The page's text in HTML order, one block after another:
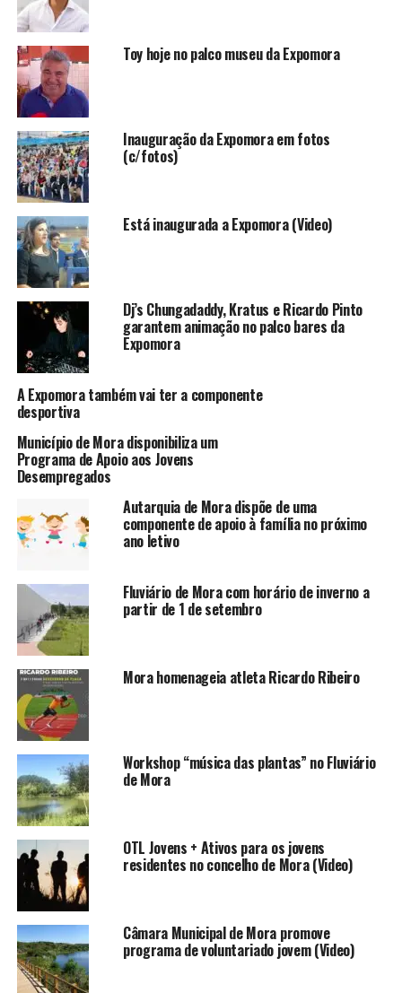
Toy hoje no palco museu da Expomora
Inauguração da Expomora em fotos
(c/fotos)
Está inaugurada a Expomora (Video)
Dj’s Chungadaddy, Kratus e Ricardo Pinto
garantem animação no palco bares da
Expomora
A Expomora também vai ter a componente
desportiva
Município de Mora disponibiliza um
Programa de Apoio aos Jovens
Desempregados
Autarquia de Mora dispõe de uma
componente de apoio à família no próximo
ano letivo
Fluviário de Mora com horário de inverno a
partir de 1 de setembro
Mora homenageia atleta Ricardo Ribeiro
Workshop “música das plantas” no Fluviário
de Mora
OTL Jovens + Ativos para os jovens
residentes no concelho de Mora (Video)
Câmara Municipal de Mora promove
programa de voluntariado jovem (Video)